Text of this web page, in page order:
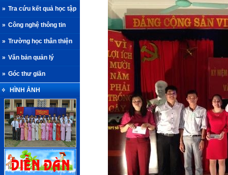
» Tra cứu kết quả học tập
» Công nghệ thông tin
» Trường học thân thiện
» Văn bản quản lý
» Góc thư giãn
HÌNH ẢNH